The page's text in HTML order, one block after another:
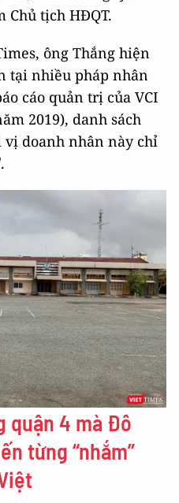
Chủ tịch HĐQT.
ông Thắng hiện
tại nhiều pháp nhân
cáo quản trị của VCI
2019), danh sách
vị doanh nhân này chỉ
quận 4 mà Đô
từng “nhắm”